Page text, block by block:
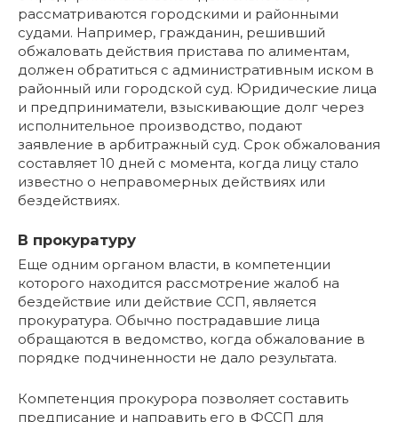
рассматриваются городскими и районными
судами. Например, гражданин, решивший
обжаловать действия пристава по алиментам,
должен обратиться с административным иском в
районный или городской суд. Юридические лица
и предприниматели, взыскивающие долг через
исполнительное производство, подают
заявление в арбитражный суд. Срок обжалования
составляет 10 дней с момента, когда лицу стало
известно о неправомерных действиях или
бездействиях.
В прокуратуру
Еще одним органом власти, в компетенции
которого находится рассмотрение жалоб на
бездействие или действие ССП, является
прокуратура. Обычно пострадавшие лица
обращаются в ведомство, когда обжалование в
порядке подчиненности не дало результата.
Компетенция прокурора позволяет составить
предписание и направить его в ФССП для